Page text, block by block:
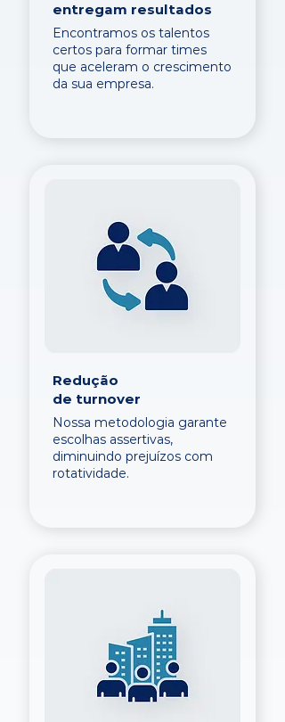
entregam resultados
Encontramos os talentos
certos para formar times
que aceleram o crescimento
da sua empresa.
Redução
de turnover
Nossa metodologia garante
escolhas assertivas,
diminuindo prejuízos com
rotatividade.